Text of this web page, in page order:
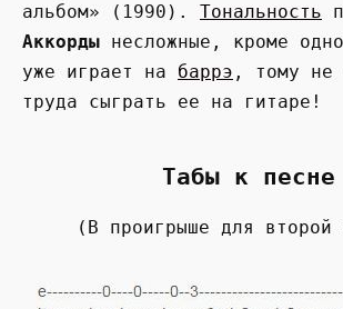
альбом» (1990). Тональность
Аккорды несложные, кроме
уже играет на баррэ , тому не
труда сыграть ее на гитаре!
Табы к песне
(В проигрыше для второй